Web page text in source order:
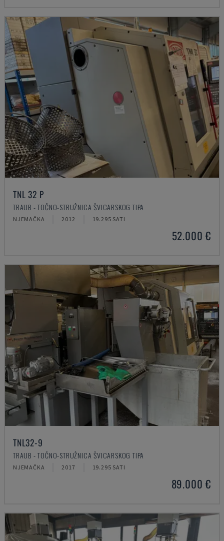
TNL 32 P
TRAUB - TOČNO-STRUŽNICA ŠVICARSKOG TIPA
NJEMAČKA 2012 19.295 SATI
52.000 €
TNL32-9
TRAUB - TOČNO-STRUŽNICA ŠVICARSKOG TIPA
NJEMAČKA 2017 19.295 SATI
89.000 €